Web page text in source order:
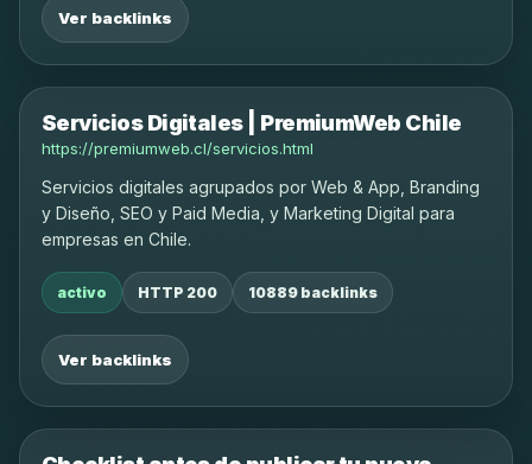
Ver backlinks
Servicios Digitales | PremiumWeb Chile
https://premiumweb.cl/servicios.html
Servicios digitales agrupados por Web & App, Branding
y Diseño, SEO y Paid Media, y Marketing Digital para
empresas en Chile.
activo HTTP 200 10889 backlinks
Ver backlinks